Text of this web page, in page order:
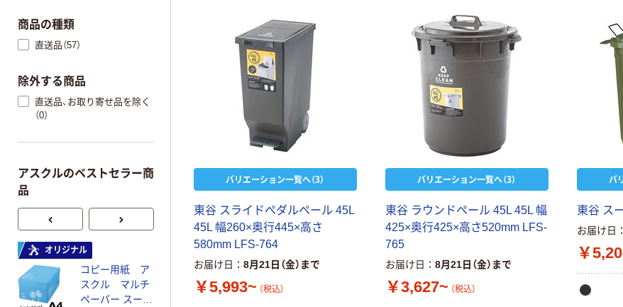
バリエーション一覧へ（3）
東谷 スライドペダルペール 45L
45L 幅260×奥行445×高さ
580mm LFS-764
お届け日 8月21日（金）まで
￥5,993~ （税込）
バリエーション一覧へ（3）
東谷 ラウンドペール 45L 45L 幅
425×奥行425×高さ520mm LFS-
765
お届け日 8月21日（金）まで
￥3,627~ （税込）
バ
東谷 ス
お届け日
￥
商品の種類
直送品（57）
除外する商品
直送品、お取り寄せ品を除く
（0）
アスクルのベストセラー商
品
オリジナル
コピー用紙 ア
スクル マルチ
ペーパー スーパ
オリジナル
コピー用紙 マ
ルチペーパー
本気プライス
蛍光オプテック
ス1(アスクル限
ファーストレイ
ト ニトリルグ